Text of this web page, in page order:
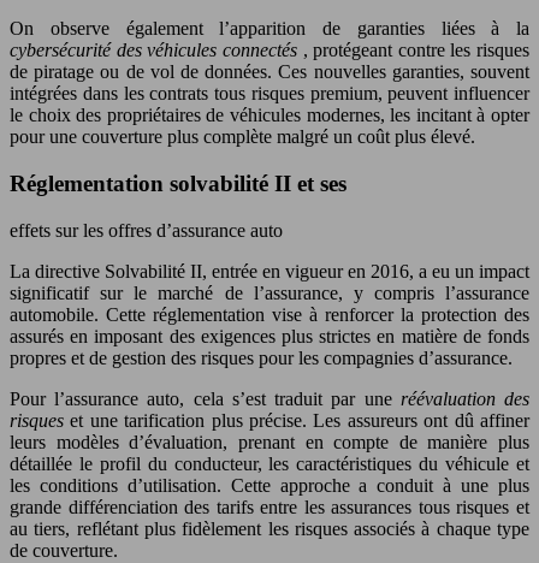
On observe également l’apparition de garanties liées à la
cybersécurité des véhicules connectés , protégeant contre les risques
de piratage ou de vol de données. Ces nouvelles garanties, souvent
intégrées dans les contrats tous risques premium, peuvent influencer
le choix des propriétaires de véhicules modernes, les incitant à opter
pour une couverture plus complète malgré un coût plus élevé.
Réglementation solvabilité II et ses
effets sur les offres d’assurance auto
La directive Solvabilité II, entrée en vigueur en 2016, a eu un impact
significatif sur le marché de l’assurance, y compris l’assurance
automobile. Cette réglementation vise à renforcer la protection des
assurés en imposant des exigences plus strictes en matière de fonds
propres et de gestion des risques pour les compagnies d’assurance.
Pour l’assurance auto, cela s’est traduit par une réévaluation des
risques et une tarification plus précise. Les assureurs ont dû affiner
leurs modèles d’évaluation, prenant en compte de manière plus
détaillée le profil du conducteur, les caractéristiques du véhicule et
les conditions d’utilisation. Cette approche a conduit à une plus
grande différenciation des tarifs entre les assurances tous risques et
au tiers, reflétant plus fidèlement les risques associés à chaque type
de couverture.